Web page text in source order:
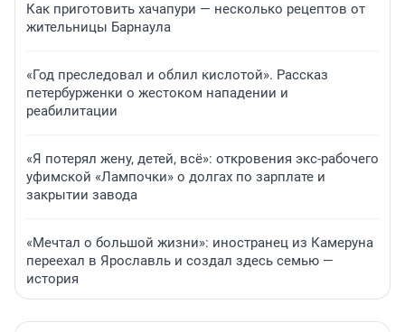
Как приготовить хачапури — несколько рецептов от
жительницы Барнаула
«Год преследовал и облил кислотой». Рассказ
петербурженки о жестоком нападении и
реабилитации
«Я потерял жену, детей, всё»: откровения экс-рабочего
уфимской «Лампочки» о долгах по зарплате и
закрытии завода
«Мечтал о большой жизни»: иностранец из Камеруна
переехал в Ярославль и создал здесь семью —
история